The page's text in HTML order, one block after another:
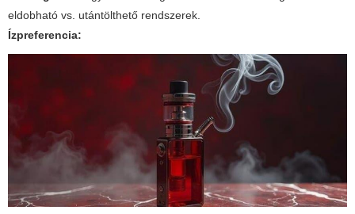
eldobható vs. utántölthető rendszerek.
Ízpreferencia: